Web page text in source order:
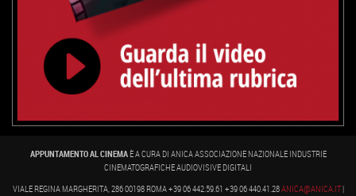
APPUNTAMENTO AL CINEMAÈ A CURA DI ANICA ASSOCIAZIONE NAZIONALE INDUSTRIE
CINEMATOGRAFICHE AUDIOVISIVE DIGITALI
VIALE REGINA MARGHERITA, 286 00198 ROMA +39 06 442.59.61 +39 06 440.41.28ANICA@ANICA.IT|